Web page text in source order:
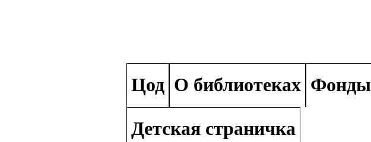
Цод О библиотеках Фонды
Детская страничка